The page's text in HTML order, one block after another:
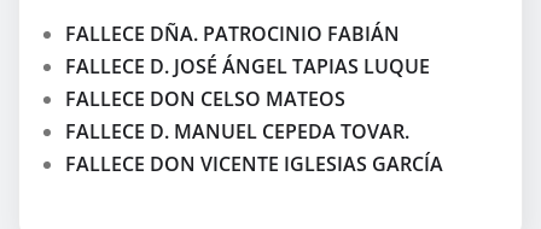
FALLECE DÑA. PATROCINIO FABIÁN
FALLECE D. JOSÉ ÁNGEL TAPIAS LUQUE
FALLECE DON CELSO MATEOS
FALLECE D. MANUEL CEPEDA TOVAR.
FALLECE DON VICENTE IGLESIAS GARCÍA